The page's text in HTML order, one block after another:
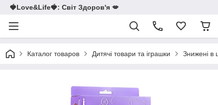
🍓Love&Life🍓: Світ Здоров'я 💋
Каталог товаров Дитячі товари та іграшки Знижені в